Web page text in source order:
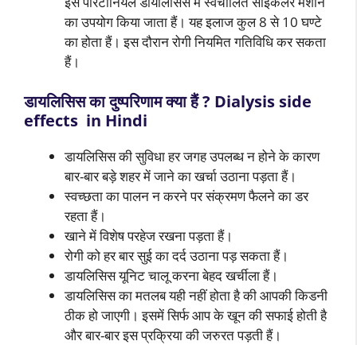
का उपयोग किया जाता हैं। यह इलाज कुल 8 से 10 घण्टे
का होता हैं। इस दौरान रोगी नियमित गतिविधि कर सकता
हैं।
डायलिसिस का दुष्परिणाम क्या हैं ? Dialysis side
effects in Hindi
डायलिसिस की सुविधा हर जगह उपलब्ध न होने के कारण
बार-बार बड़े शहर में जाने का खर्चा उठाना पड़ता हैं।
स्वच्छता का पालन न करने पर संक्रमण फैलने का डर
रहता हैं।
खाने में विशेष परहेज रखना पड़ता हैं।
रोगी को हर बार सुई का दर्द उठाना पड़ सकता हैं।
डायलिसिस यूनिट चालू करना बेहद खर्चीला हैं।
डायलिसिस का मतलब यही नहीं होता है की आपकी किडनी
ठीक हो जाएगी। इसमें सिर्फ आप के खून की सफाई होती है
और बार-बार इस प्रक्रिया की जरुरत पड़ती हैं।